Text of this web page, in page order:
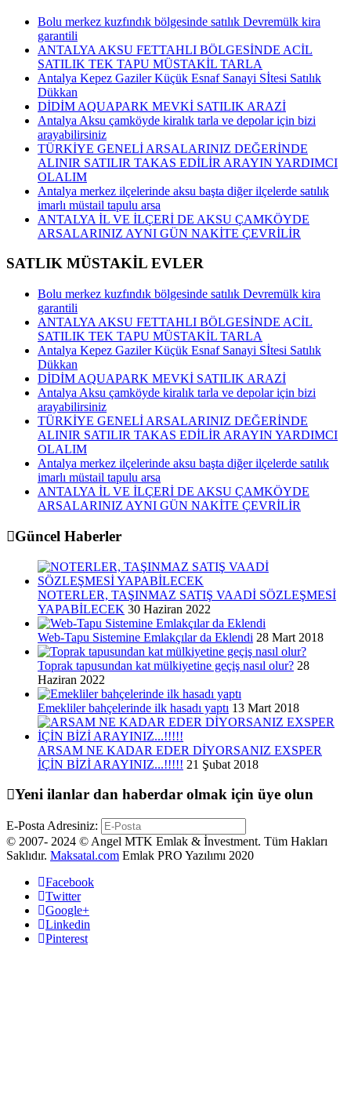
Bolu merkez kuzfındık bölgesinde satılık Devremülk kira
garantili
ANTALYA AKSU FETTAHLI BÖLGESİNDE ACİL
SATILIK TEK TAPU MÜSTAKİL TARLA
Antalya Kepez Gaziler Küçük Esnaf Sanayi Sİtesi Satılık
Dükkan
DİDİM AQUAPARK MEVKİ SATILIK ARAZİ
Antalya Aksu çamköyde kiralık tarla ve depolar için bizi
arayabilirsiniz
TÜRKİYE GENELİ ARSALARINIZ DEĞERİNDE
ALINIR SATILIR TAKAS EDİLİR ARAYIN YARDIMCI
OLALIM
Antalya merkez ilçelerinde aksu başta diğer ilçelerde satılık
imarlı müstail tapulu arsa
ANTALYA İL VE İLÇERİ DE AKSU ÇAMKÖYDE
ARSALARINIZ AYNI GÜN NAKİTE ÇEVRİLİR
SATLIK MÜSTAKİL EVLER
Bolu merkez kuzfındık bölgesinde satılık Devremülk kira
garantili
ANTALYA AKSU FETTAHLI BÖLGESİNDE ACİL
SATILIK TEK TAPU MÜSTAKİL TARLA
Antalya Kepez Gaziler Küçük Esnaf Sanayi Sİtesi Satılık
Dükkan
DİDİM AQUAPARK MEVKİ SATILIK ARAZİ
Antalya Aksu çamköyde kiralık tarla ve depolar için bizi
arayabilirsiniz
TÜRKİYE GENELİ ARSALARINIZ DEĞERİNDE
ALINIR SATILIR TAKAS EDİLİR ARAYIN YARDIMCI
OLALIM
Antalya merkez ilçelerinde aksu başta diğer ilçelerde satılık
imarlı müstail tapulu arsa
ANTALYA İL VE İLÇERİ DE AKSU ÇAMKÖYDE
ARSALARINIZ AYNI GÜN NAKİTE ÇEVRİLİR
Güncel Haberler
NOTERLER, TAŞINMAZ SATIŞ VAADİ SÖZLEŞMESİ
YAPABİLECEK 30 Haziran 2022
Web-Tapu Sistemine Emlakçılar da Eklendi 28 Mart 2018
Toprak tapusundan kat mülkiyetine geçiş nasıl olur? 28
Haziran 2022
Emekliler bahçelerinde ilk hasadı yaptı 13 Mart 2018
ARSAM NE KADAR EDER DİYORSANIZ EXSPER
İÇİN BİZİ ARAYINIZ...!!!!! 21 Şubat 2018
Yeni ilanlar dan haberdar olmak için üye olun
E-Posta Adresiniz:
© 2007- 2024 © Angel MTK Emlak & İnvestment. Tüm Hakları
Saklıdır. Maksatal.com Emlak PRO Yazılımı 2020
Facebook
Twitter
Google+
Linkedin
Pinterest